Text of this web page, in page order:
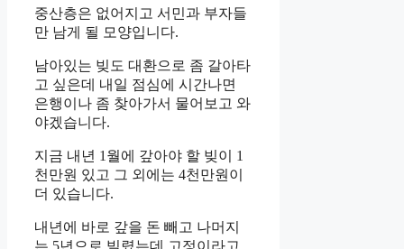
중산층은 없어지고 서민과 부자들
만 남게 될 모양입니다.
남아있는 빚도 대환으로 좀 갈아타
고 싶은데 내일 점심에 시간나면
은행이나 좀 찾아가서 물어보고 와
야겠습니다.
지금 내년 1월에 갚아야 할 빚이 1
천만원 있고 그 외에는 4천만원이
더 있습니다.
내년에 바로 갚을 돈 빼고 나머지